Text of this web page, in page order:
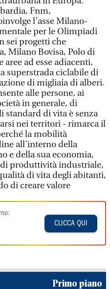
Fnm,
l’asse Milano-
per le Olimpiadi
sei progetti che
Milano Bovisa, Polo di
aree ad esse adiacenti,
superstrada ciclabile di
di migliaia di alberi.
alle persone, ai
in generale, di
standard di vita è senza
nei territori - rimarca il
la mobilità
all’interno della
e della sua economia,
produttività industriale,
di vita degli abitanti,
di creare valore
CLICCA QUI
Primo piano